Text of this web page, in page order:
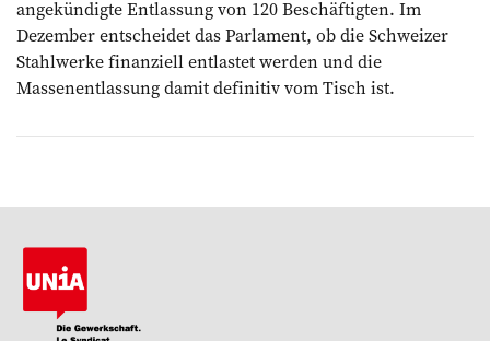
angekündigte Entlassung von 120 Beschäftigten. Im
Dezember entscheidet das Parlament, ob die Schweizer
Stahlwerke finanziell entlastet werden und die
Massenentlassung damit definitiv vom Tisch ist.